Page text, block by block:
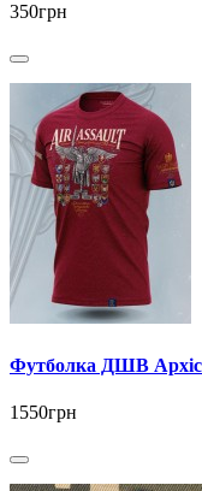
350грн
Футболка ДШВ
1550грн